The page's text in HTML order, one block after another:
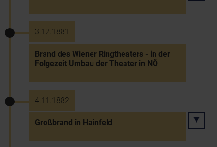
3.12.1881
Brand des Wiener Ringtheaters - in der
Folgezeit Umbau der Theater in NÖ
4.11.1882
Großbrand in Hainfeld